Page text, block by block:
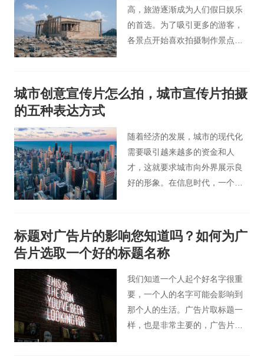
传片小编就为您介绍企业为什么
也需要制作公益宣传片。
高，旅游逐渐成为人们假日娱乐
的首选。为了吸引更多的游客，
各景点开始喜欢拍摄制作景点宣
制作各方面都有不一样的要求。
今天，北京宣传片小编将与您分
路。
城市创意宣传片怎么拍，城市宣传片拍摄
的五种表达方式
随着经济的发展，城市的现代化
需要吸引越来越多的资金和人
才，这就要求城市向外界展示良
好的形象。在信息时代，一个优
标题对广告片的影响您知道吗？如何为广
告片选取一个好的标题名称
我们知道一个人起个好名字很重
要，一个人的名字可能会影响到
那个人的生活。广告片取标题一
样，也是非常主要的，广告片拍